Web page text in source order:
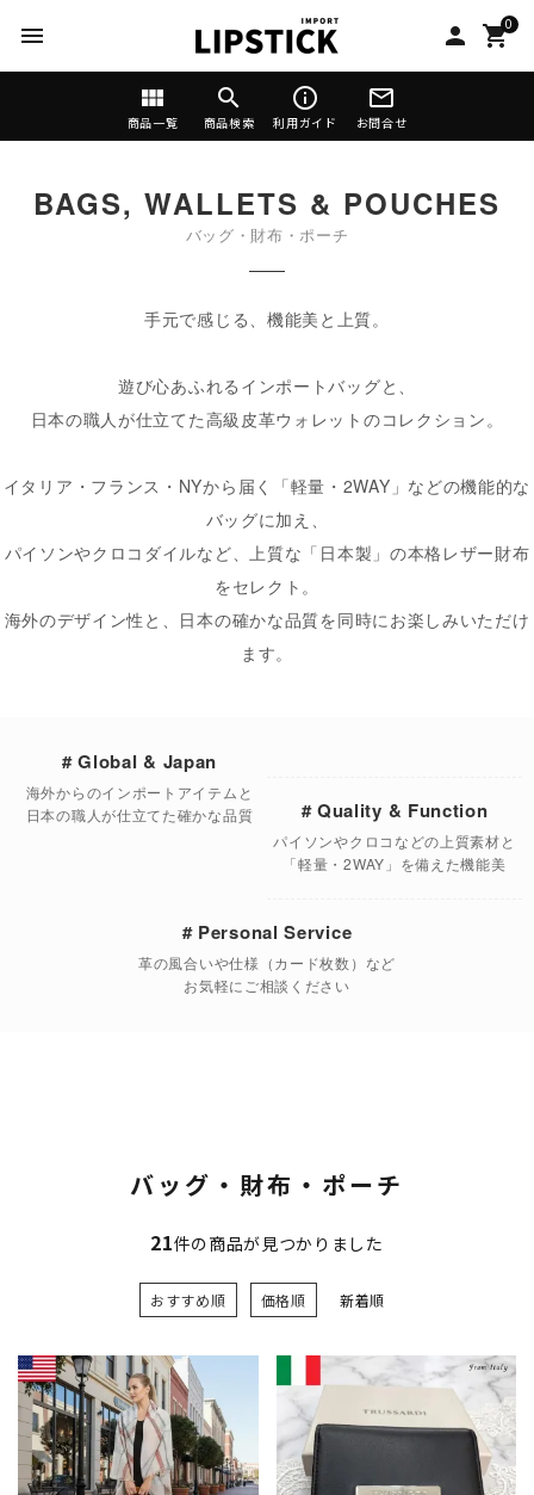
menu person 0
shopping_cart
view_module
商品一覧
search
商品検索
info_outline
利用ガイド
mail_outline
お問合せ
BAGS, WALLETS & POUCHES
バッグ・財布・ポーチ
手元で感じる、機能美と上質。
遊び心あふれるインポートバッグと、
日本の職人が仕立てた高級皮革ウォレットのコレクション。
イタリア・フランス・NYから届く「軽量・2WAY」などの機能的な
バッグに加え、
パイソンやクロコダイルなど、上質な「日本製」の本格レザー財布
をセレクト。
海外のデザイン性と、日本の確かな品質を同時にお楽しみいただけ
ます。
# Global & Japan
海外からのインポートアイテムと
日本の職人が仕立てた確かな品質
# Quality & Function
パイソンやクロコなどの上質素材と
「軽量・2WAY」を備えた機能美
# Personal Service
革の風合いや仕様（カード枚数）など
お気軽にご相談ください
バッグ・財布・ポーチ
21件の商品が見つかりました
おすすめ順 価格順 新着順